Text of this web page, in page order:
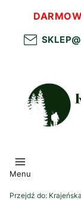
Menu
Przejdź do: